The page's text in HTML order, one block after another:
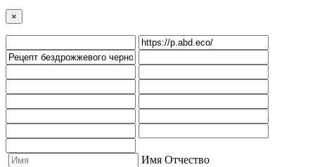
×
Имя Отчество